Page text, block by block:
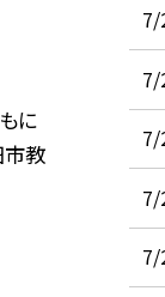
に
市教
7/
7/
7/
7/
7/